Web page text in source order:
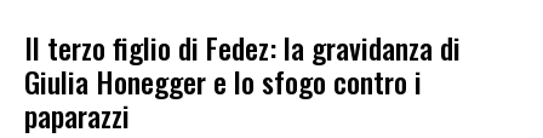
Il terzo figlio di Fedez: la gravidanza di
Giulia Honegger e lo sfogo contro i
paparazzi